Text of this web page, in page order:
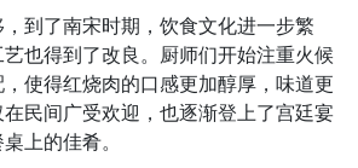
到了南宋时期，饮食文化进一步繁
也得到了改良。厨师们开始注重火候
使得红烧肉的口感更加醇厚，味道更
民间广受欢迎，也逐渐登上了宫廷宴
上的佳肴。